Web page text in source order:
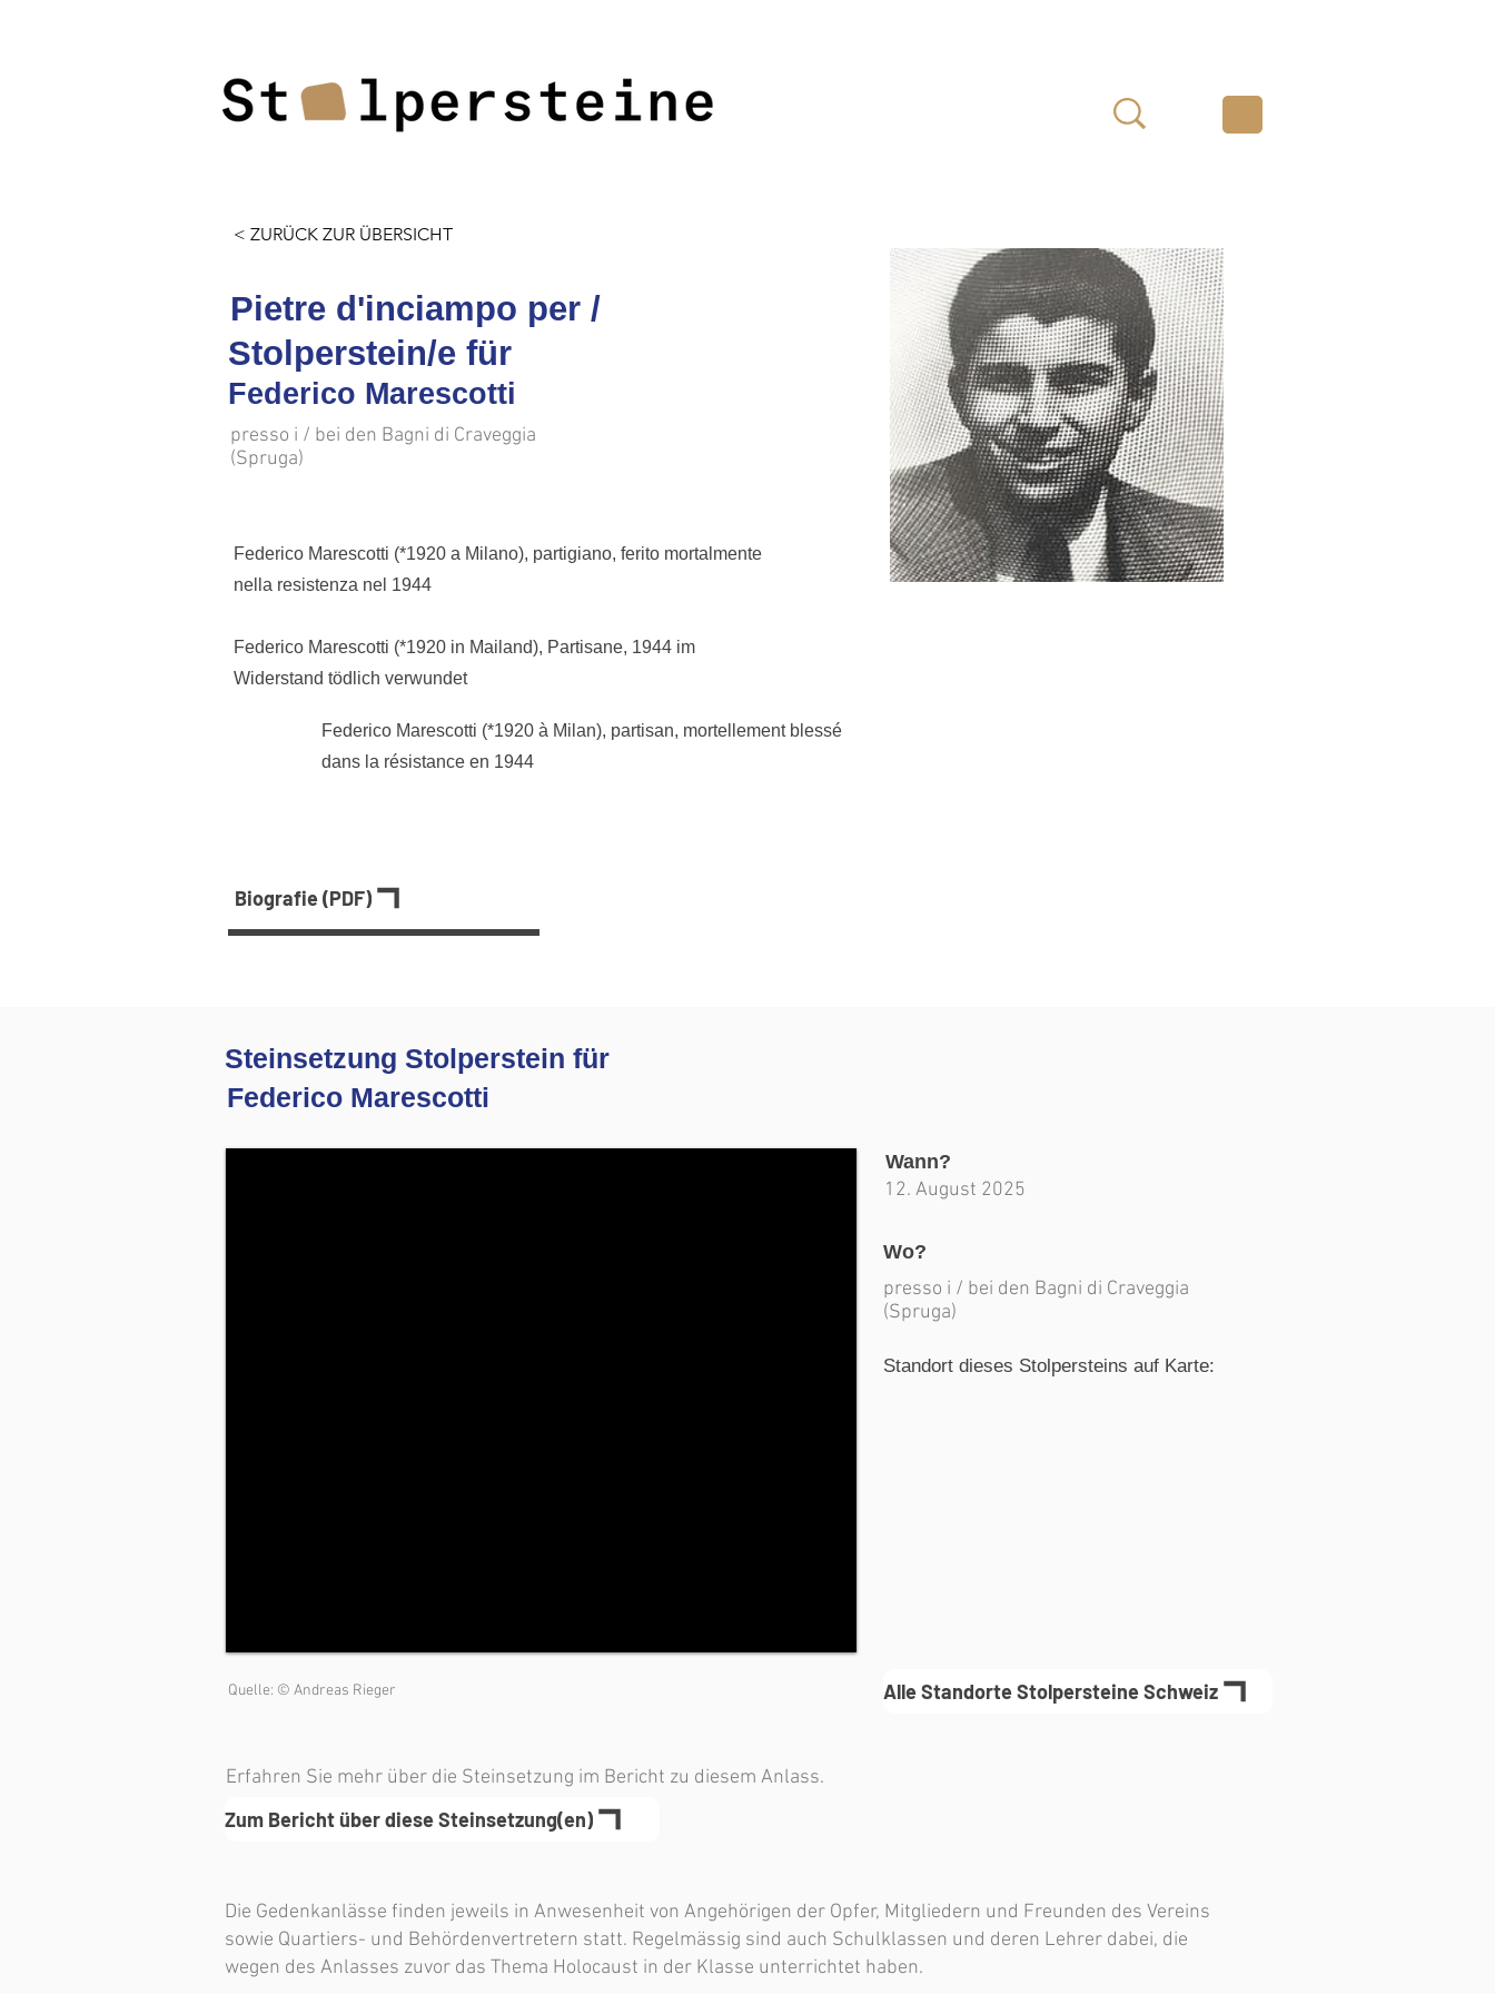
< ZURÜCK ZUR ÜBERSICHT
Pietre d'inciampo per /
Stolperstein/e für
Federico Marescotti
presso i / bei den Bagni di Craveggia
(Spruga)
Federico Marescotti (*1920 a Milano), partigiano, ferito mortalmente
nella resistenza nel 1944
Federico Marescotti (*1920 in Mailand), Partisane, 1944 im
Widerstand tödlich verwundet
Federico Marescotti (*1920 à Milan), partisan, mortellement blessé
dans la résistance en 1944
Biografie (PDF)
Steinsetzung Stolperstein für
Federico Marescotti
Quelle: © Andreas Rieger
Wann?
12. August 2025
Wo?
presso i / bei den Bagni di Craveggia
(Spruga)
Standort dieses Stolpersteins auf Karte:
Alle Standorte Stolpersteine Schweiz
Erfahren Sie mehr über die Steinsetzung im Bericht zu diesem Anlass.
Zum Bericht über diese Steinsetzung(en)
Die Gedenkanlässe finden jeweils in Anwesenheit von Angehörigen der Opfer, Mitgliedern und Freunden des Vereins
sowie Quartiers- und Behördenvertretern statt. Regelmässig sind auch Schulklassen und deren Lehrer dabei, die
wegen des Anlasses zuvor das Thema Holocaust in der Klasse unterrichtet haben.